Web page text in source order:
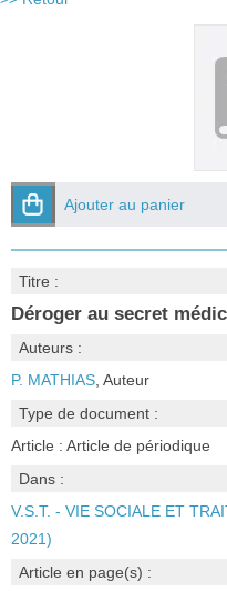
Ajouter au panier
Titre :
Déroger au secret
Auteurs :
P. MATHIAS, Auteur
Type de document :
Article : Article de périodique
Dans :
V.S.T. - VIE SOCIALE ET
2021)
Article en page(s) :